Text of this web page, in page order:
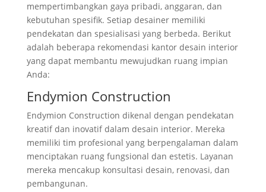
mempertimbangkan gaya pribadi, anggaran, dan
kebutuhan spesifik. Setiap desainer memiliki
pendekatan dan spesialisasi yang berbeda. Berikut
adalah beberapa rekomendasi kantor desain interior
yang dapat membantu mewujudkan ruang impian
Anda:
Endymion Construction
Endymion Construction dikenal dengan pendekatan
kreatif dan inovatif dalam desain interior. Mereka
memiliki tim profesional yang berpengalaman dalam
menciptakan ruang fungsional dan estetis. Layanan
mereka mencakup konsultasi desain, renovasi, dan
pembangunan.